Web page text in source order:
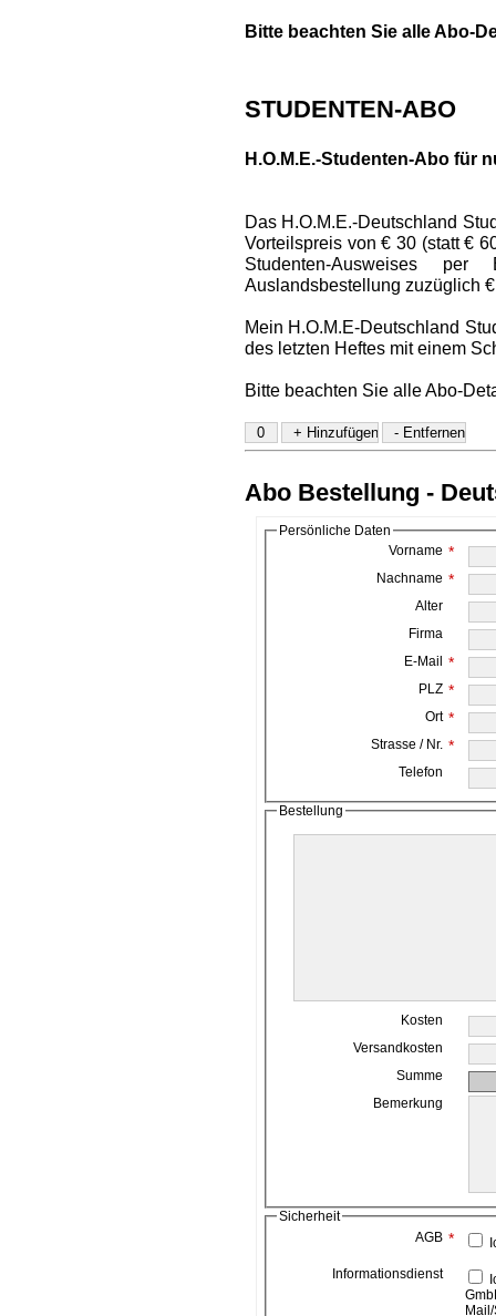
Bitte beachten Sie alle Abo-
STUDENTEN-ABO
H.O.M.E.-Studenten-Abo für
Das H.O.M.E.-Deutschland
Vorteilspreis von € 30 (statt €
Studenten-Ausweises
Auslandsbestellung zuzüglich
Mein H.O.M.E-Deutschland
des letzten Heftes mit einem
Bitte beachten Sie alle Abo-
Abo Bestellung -
Persönliche Daten
Vorname *
Nachname *
Alter
Firma
E-Mail
*
PLZ *
Ort *
Strasse / Nr. *
Telefon
Bestellung
Kosten
Versandkosten
Summe
Bemerkung
Sicherheit
AGB *
Informationsdienst